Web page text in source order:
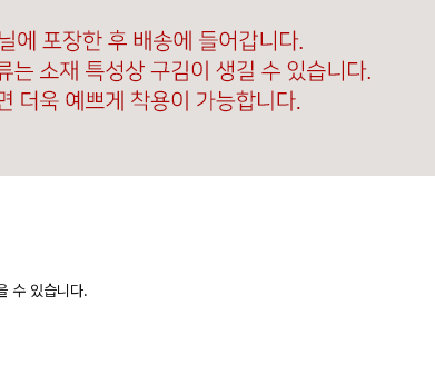
수 있습니다.